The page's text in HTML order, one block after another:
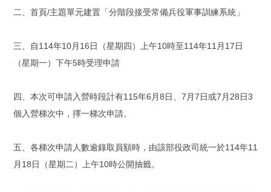
二、首頁/主題單元建置「分階段接受常備兵役軍事訓練系統」
三、自114年10月16日（星期四）上午10時至114年11月17日
（星期一）下午5時受理申請
四、本次可申請入營時段計有115年6月8日、7月7日或7月28日3
個入營梯次中，擇一梯次申請。
五、各梯次申請人數逾錄取員額時，由該部役政司統一於114年11
月18日（星期二）上午10時公開抽籤。